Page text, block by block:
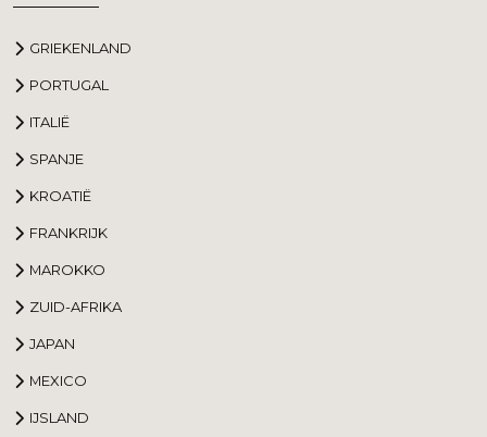
GRIEKENLAND
PORTUGAL
ITALIË
SPANJE
KROATIË
FRANKRIJK
MAROKKO
ZUID-AFRIKA
JAPAN
MEXICO
IJSLAND